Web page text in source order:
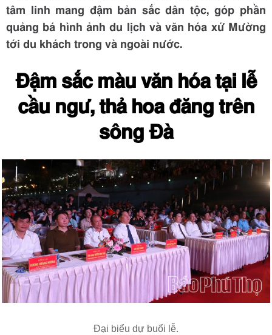
tâm linh mang đậm bản sắc dân tộc, góp phần
quảng bá hình ảnh du lịch và văn hóa xứ Mường
tới du khách trong và ngoài nước.
Đậm sắc màu văn hóa tại lễ
cầu ngư, thả hoa đăng trên
sông Đà
Đại biểu dự buổi lễ.